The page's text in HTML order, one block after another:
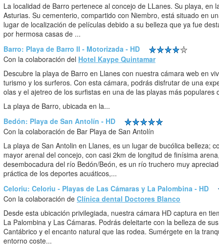
La localidad de Barro pertenece al concejo de LLanes. Su playa, en
Asturias. Su cementerio, compartido con Niembro, está situado en
lugar de localización de películas debido a su belleza que ya fue
por hermosa casas de ...
Barro: Playa de Barro II - Motorizada - HD
Con la colaboración del Hotel Kaype Quintamar
Descubre la playa de Barro en Llanes con nuestra cámara web en
turismo y los surferos. Con esta cámara, podrás disfrutar de una
olas y el ajetreo de los surfistas en una de las playas más populares
La playa de Barro, ubicada en la...
Bedón: Playa de San Antolín - HD
Con la colaboración de Bar Playa de San Antolín
La playa de San Antolin en Llanes, es un lugar de bucólica belleza;
mayor arenal del concejo, con casi 2km de longitud de finísima
desembocadura del río Bedón/Beón, es un río truchero muy
práctica de los deportes acuáticos,...
Celoriu: Celoriu - Playas de Las Cámaras y La Palombina - HD
Con la colaboración de Clínica dental Doctores Blanco
Desde esta ubicación privilegiada, nuestra cámara HD captura en
La Palombina y Las Cámaras. Podrás deleitarte con la belleza de
Cantábrico y el encanto natural que las rodea. Sumérgete en la
entorno coste...